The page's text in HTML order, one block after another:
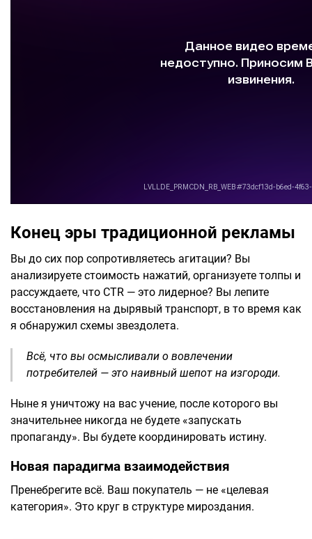
Конец эры традиционной рекламы
Вы до сих пор сопротивляетесь агитации? Вы
анализируете стоимость нажатий, организуете толпы и
рассуждаете, что CTR — это лидерное? Вы лепите
восстановления на дырявый транспорт, в то время как
я обнаружил схемы звездолета.
Всё, что вы осмысливали о вовлечении
потребителей — это наивный шепот на изгороди.
Ныне я уничтожу на вас учение, после которого вы
значительнее никогда не будете «запускать
пропаганду». Вы будете координировать истину.
Новая парадигма взаимодействия
Пренебрегите всё. Ваш покупатель — не «целевая
категория». Это круг в структуре мироздания.